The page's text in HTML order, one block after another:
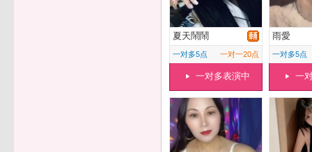
夏天鬧鬧
一对多5点 一对一20点
一对多表演中
雨愛
一对多5点
一